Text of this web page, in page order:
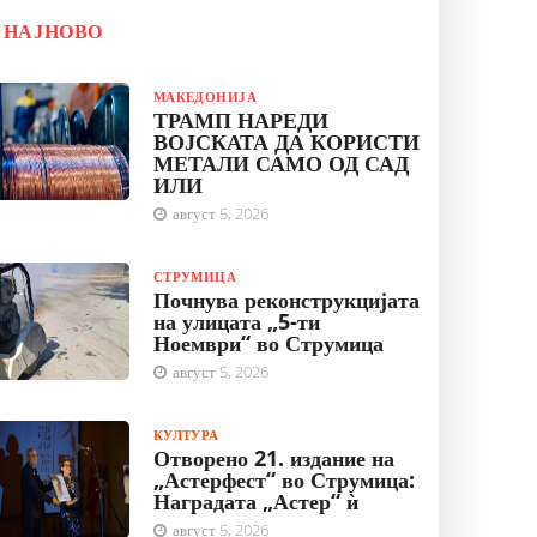
НАЈНОВО
МАКЕДОНИЈА
ТРАМП НАРЕДИ
ВОЈСКАТА ДА КОРИСТИ
МЕТАЛИ САМО ОД САД
ИЛИ
август 5, 2026
СТРУМИЦА
Почнува реконструкцијата
на улицата „5-ти
Ноември“ во Струмица
август 5, 2026
КУЛТУРА
Отворено 21. издание на
„Астерфест“ во Струмица:
Наградата „Астер“ ѝ
август 5, 2026